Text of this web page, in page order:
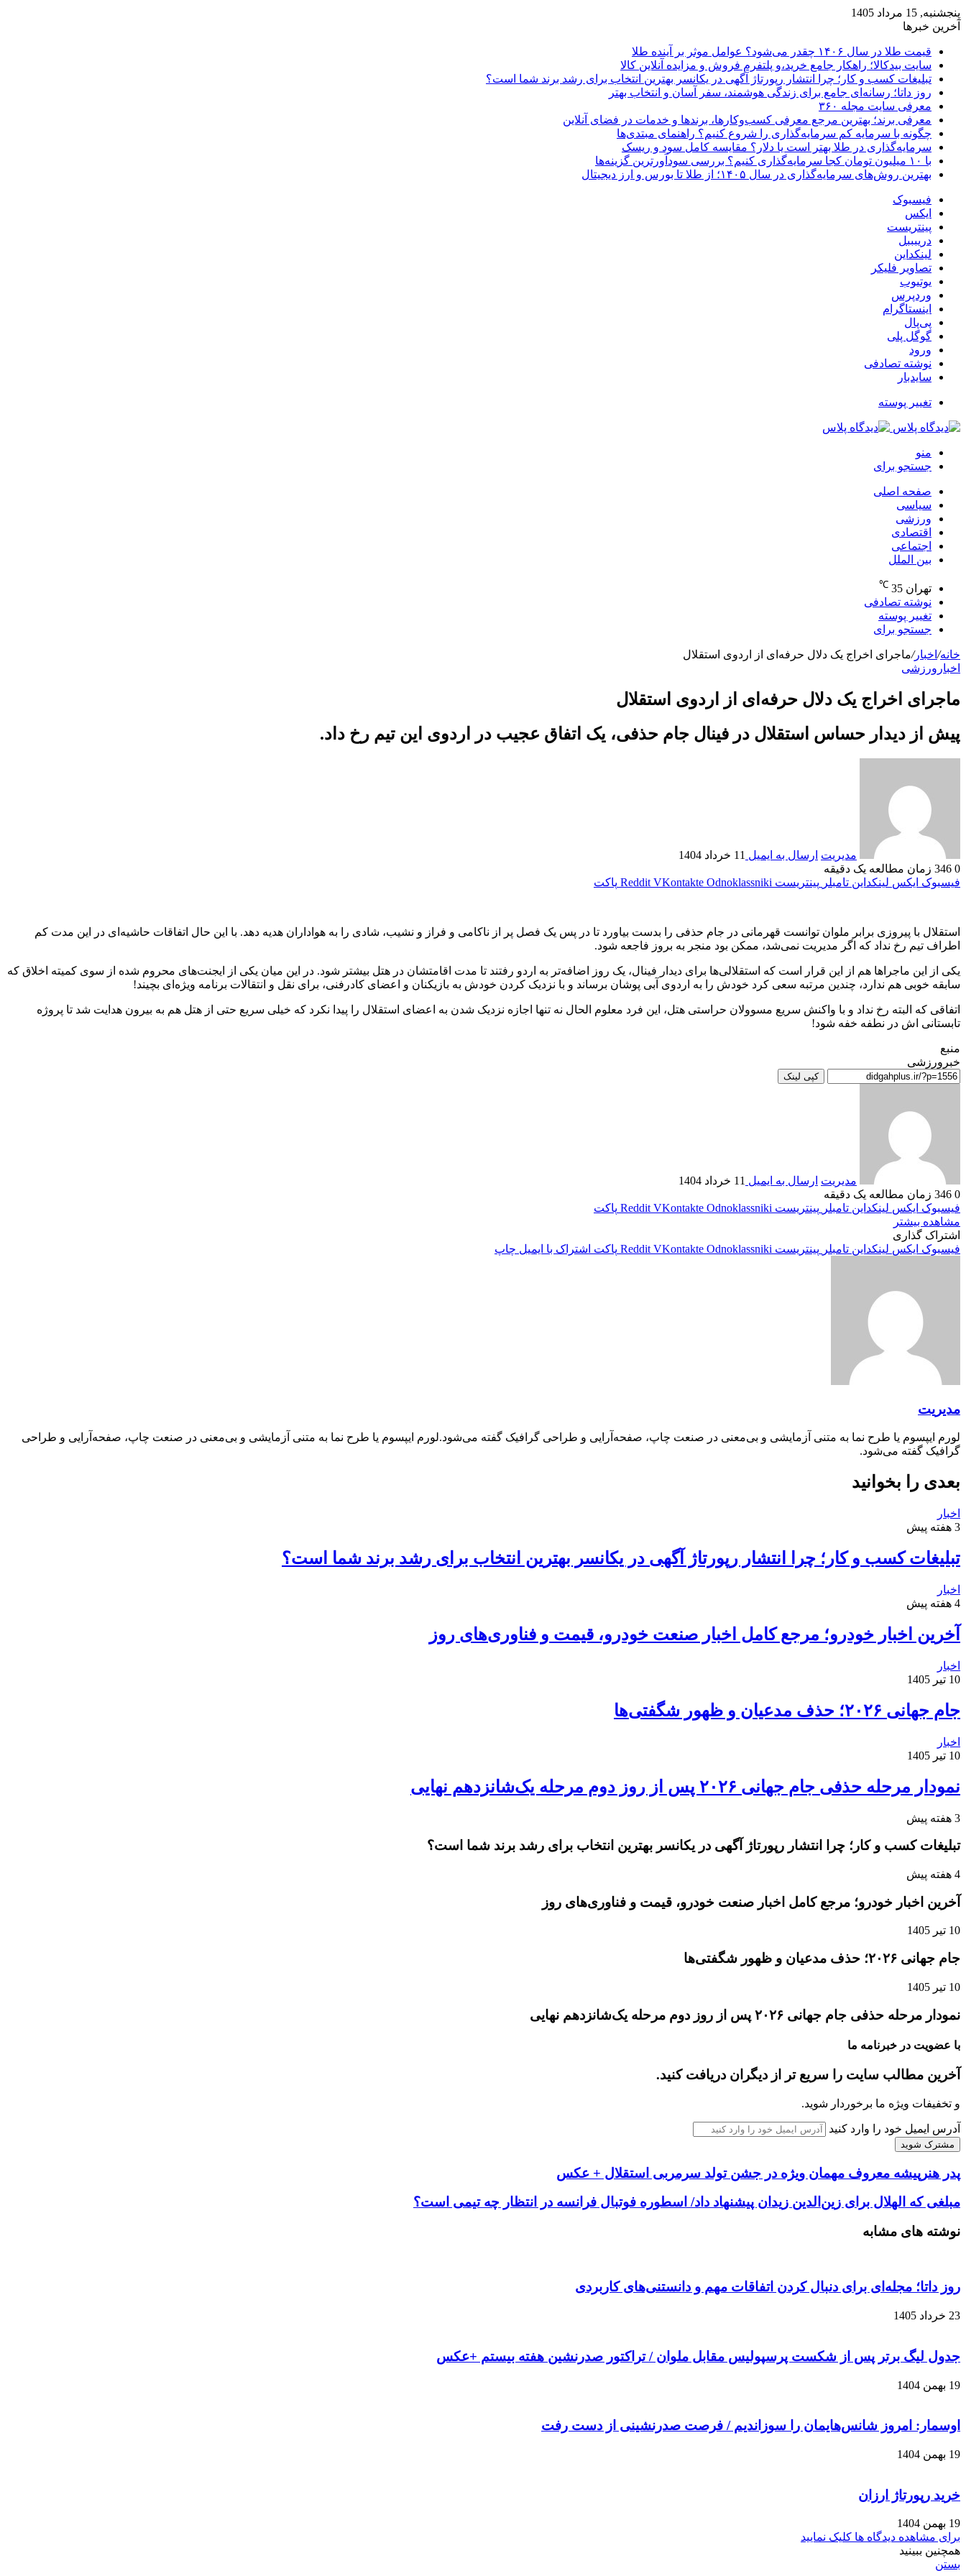
پنجشنبه, 15 مرداد 1405
آخرین خبرها
قیمت طلا در سال ۱۴۰۶ چقدر می‌شود؟ عوامل موثر بر آینده طلا
سایت بیدکالا؛ راهکار جامع خرید،و پلتفرم فروش و مزایده آنلاین کالا
تبلیغات کسب و کار؛ چرا انتشار رپورتاژ آگهی در یکانسر بهترین انتخاب برای رشد برند شما است؟
روز داتا؛ رسانه‌ای جامع برای زندگی هوشمند، سفر آسان و انتخاب بهتر
معرفی سایت مجله ۳۶۰
معرفی برند؛ بهترین مرجع معرفی کسب‌وکارها، برندها و خدمات در فضای آنلاین
چگونه با سرمایه کم سرمایه‌گذاری را شروع کنیم؟ راهنمای مبتدی‌ها
سرمایه‌گذاری در طلا بهتر است یا دلار؟ مقایسه کامل سود و ریسک
با ۱۰ میلیون تومان کجا سرمایه‌گذاری کنیم؟ بررسی سودآورترین گزینه‌ها
بهترین روش‌های سرمایه‌گذاری در سال ۱۴۰۵؛ از طلا تا بورس و ارز دیجیتال
فیسبوک
ایکس
پینتریست
دریبببل
لینکداین
تصاویر فلیکر
یوتیوب
وردپرس
اینستاگرام
پی‌پال
گوگل پلی
ورود
نوشته تصادفی
سایدبار
تغییر پوسته
منو
جستجو برای
صفحه اصلی
سیاسی
ورزشی
اقتصادی
اجتماعی
بین الملل
تهران 35
℃
نوشته تصادفی
تغییر پوسته
جستجو برای
خانه/ اخبار/ماجرای اخراج یک دلال حرفه‌ای از اردوی استقلال
اخبار ورزشی
ماجرای اخراج یک دلال حرفه‌ای از اردوی استقلال
پیش از دیدار حساس استقلال در فینال جام حذفی، یک اتفاق عجیب در اردوی این تیم رخ داد.
مدیریت ارسال به ایمیل 11 خرداد 1404
0
زمان مطالعه یک دقیقه
فیسبوک ایکس لینکداین تامبلر پینتریست Reddit VKontakte Odnoklassniki پاکت
استقلال با پیروزی برابر ملوان توانست قهرمانی در جام حذفی را بدست بیاورد تا در پس یک فصل پر از ناکامی و فراز و نشیب، شادی را به هواداران هدیه دهد. با این حال اتفاقات حاشیه‌ای در این مدت کم
اطراف تیم رخ نداد که اگر مدیریت نمی‌شد، ممکن بود منجر به بروز فاجعه شود.
یکی از این ماجرا‌ها هم از این قرار است که استقلالی‌ها برای دیدار فینال، یک روز اضافه‌تر به اردو رفتند تا مدت اقامتشان در هتل بیشتر شود. در این میان یکی از ایجنت‌های محروم شده از سوی کمیته اخلاق که
سابقه خوبی هم ندارد، چندین مرتبه سعی کرد خودش را به اردوی آبی پوشان برساند و با نزدیک کردن خودش به بازیکنان و اعضای کادرفنی، برای نقل و انتقالات برنامه ویژه‌ای بچیند!
اتفاقی که البته رخ نداد و با واکنش سریع مسوولان حراستی هتل، این فرد معلوم الحال نه تنها اجازه نزدیک شدن به اعضای استقلال را پیدا نکرد که خیلی سریع حتی از هتل هم به بیرون هدایت شد تا پروژه
تابستانی اش در نطفه خفه شود!
منبع
خبرورزشی
کپی لینک
مدیریت ارسال به ایمیل 11 خرداد 1404
0
زمان مطالعه یک دقیقه
فیسبوک ایکس لینکداین تامبلر پینتریست Reddit VKontakte Odnoklassniki
پاکت
مشاهده بیشتر
اشتراک گذاری
فیسبوک ایکس لینکداین تامبلر پینتریست Reddit VKontakte Odnoklassniki پاکت اشتراک با ایمیل چاپ
مدیریت
لورم ایپسوم یا طرح‌ نما به متنی آزمایشی و بی‌معنی در صنعت چاپ، صفحه‌آرایی و طراحی گرافیک گفته می‌شود.لورم ایپسوم یا طرح‌ نما به متنی آزمایشی و بی‌معنی در صنعت چاپ، صفحه‌آرایی و طراحی
گرافیک گفته می‌شود.
بعدی را بخوانید
اخبار
3 هفته پیش
تبلیغات کسب و کار؛ چرا انتشار رپورتاژ آگهی در یکانسر بهترین انتخاب برای رشد برند شما است؟
اخبار
4 هفته پیش
آخرین اخبار خودرو؛ مرجع کامل اخبار صنعت خودرو، قیمت و فناوری‌های روز
اخبار
10 تیر 1405
جام جهانی ۲۰۲۶؛ حذف مدعیان و ظهور شگفتی‌ها
اخبار
10 تیر 1405
نمودار مرحله حذفی جام جهانی ۲۰۲۶ پس از روز دوم مرحله یک‌شانزدهم نهایی
3 هفته پیش
تبلیغات کسب و کار؛ چرا انتشار رپورتاژ آگهی در یکانسر بهترین انتخاب برای رشد برند شما است؟
4 هفته پیش
آخرین اخبار خودرو؛ مرجع کامل اخبار صنعت خودرو، قیمت و فناوری‌های روز
10 تیر 1405
جام جهانی ۲۰۲۶؛ حذف مدعیان و ظهور شگفتی‌ها
10 تیر 1405
نمودار مرحله حذفی جام جهانی ۲۰۲۶ پس از روز دوم مرحله یک‌شانزدهم نهایی
با عضویت در خبرنامه ما
آخرین مطالب سایت را سریع تر از دیگران دریافت کنید.
و تخفیفات ویژه ما برخوردار شوید.
آدرس ایمیل خود را وارد کنید
پدر هنرپیشه معروف مهمان ویژه در جشن تولد سرمربی استقلال + عکس
مبلغی که الهلال برای زین‌الدین زیدان پیشنهاد داد/ اسطوره فوتبال فرانسه در انتظار چه تیمی است؟
نوشته های مشابه
روز داتا؛ مجله‌ای برای دنبال کردن اتفاقات مهم و دانستنی‌های کاربردی
23 خرداد 1405
جدول لیگ برتر پس از شکست پرسپولیس مقابل ملوان / تراکتور صدرنشین هفته بیستم +عکس
19 بهمن 1404
اوسمار: امروز شانس‌هایمان را سوزاندیم / فرصت صدرنشینی از دست رفت
19 بهمن 1404
خرید رپورتاژ ارزان
19 بهمن 1404
برای مشاهده دیدگاه ها کلیک نمایید
همچنین ببینید
بستن